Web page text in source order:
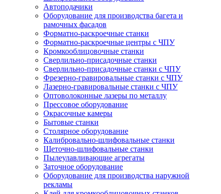
Автоподачики
Оборудование для производства багета и
рамочных фасадов
Форматно-раскроечные станки
Форматно-раскроечные центры с ЧПУ
Кромкооблицовочные станки
Сверлильно-присадочные станки
Сверлильно-присадочные станки с ЧПУ
Фрезерно-гравировальные станки с ЧПУ
Лазерно-гравировальные станки с ЧПУ
Оптоволоконные лазеры по металлу
Прессовое оборудование
Окрасочные камеры
Бытовые станки
Столярное оборудование
Калибровально-шлифовальные станки
Щеточно-шлифовальные станки
Пылеулавливающие агрегаты
Заточное оборудование
Оборудование для производства наружной
рекламы